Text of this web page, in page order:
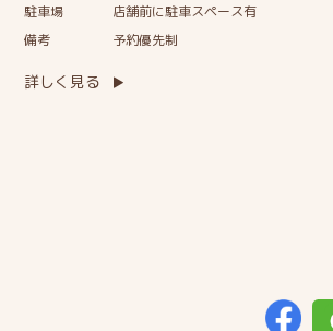
駐車場
店舗前に駐車スペース有
備考
予約優先制
詳しく見る